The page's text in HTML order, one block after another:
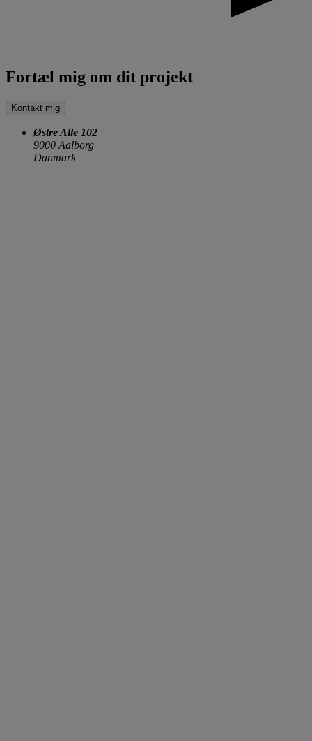
Fortæl mig om dit projekt
Kontakt mig
Østre Alle 102
9000 Aalborg
Danmark